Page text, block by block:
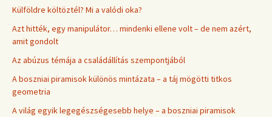
Külföldre költöztél? Mi a valódi oka?
Azt hitték, egy manipulátor… mindenki ellene volt – de nem azért,
amit gondolt
Az abúzus témája a családállítás szempontjából
A boszniai piramisok különös mintázata – a táj mögötti titkos
geometria
A világ egyik legegészségesebb helye – a boszniai piramisok